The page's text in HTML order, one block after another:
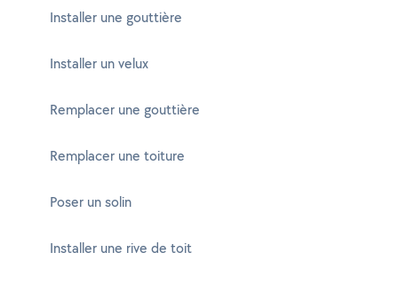
Installer une gouttière
Installer un velux
Remplacer une gouttière
Remplacer une toiture
Poser un solin
Installer une rive de toit